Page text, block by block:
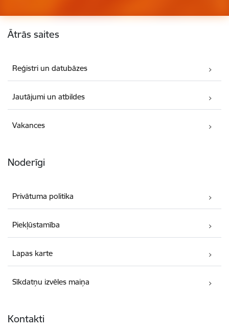
Kājene
Ātrās saites
Reģistri un datubāzes
Jautājumi un atbildes
Vakances
Noderīgi
Privātuma politika
Piekļūstamība
Lapas karte
Sīkdatņu izvēles maiņa
Kontakti